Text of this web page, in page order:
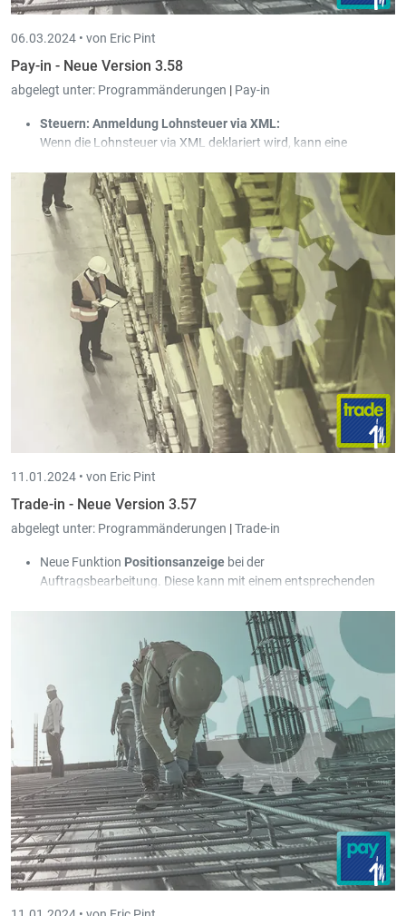
06.03.2024 • von Eric Pint
Pay-in - Neue Version 3.58
abgelegt unter: Programmänderungen | Pay-in
Steuern: Anmeldung Lohnsteuer via XML:
Wenn die Lohnsteuer via XML deklariert wird, kann eine
deklarierten Beträge werden in der XML-Datei ohnehin immer
annulliert und integral neu deklariert.
PS: Bislang konnte lediglich im letzten Intervall des Jahres eine
Korrektur deklariert werden.
11.01.2024 • von Eric Pint
Trade-in - Neue Version 3.57
abgelegt unter: Programmänderungen |Trade-in
Neue Funktion Positionsanzeige bei der
Auftragsbearbeitung. Diese kann mit einem entsprechenden
zeigt sämtliche aktuelle Positionen und Artikel des
Dokumentdetails. Beim Anwählen einzelner Positionen bzw.
Artikel in der Positionsanzeige springt die Detailgrid direkt auf
die entsprechende Position. Das hilft bei der Navigation in
umfangreichen Dokumenten. Wenn im Dokument mit
Positionsnummern gearbeitet wird, dann baut die
Positionsanzeige automatisch eine Baumstruktur auf.